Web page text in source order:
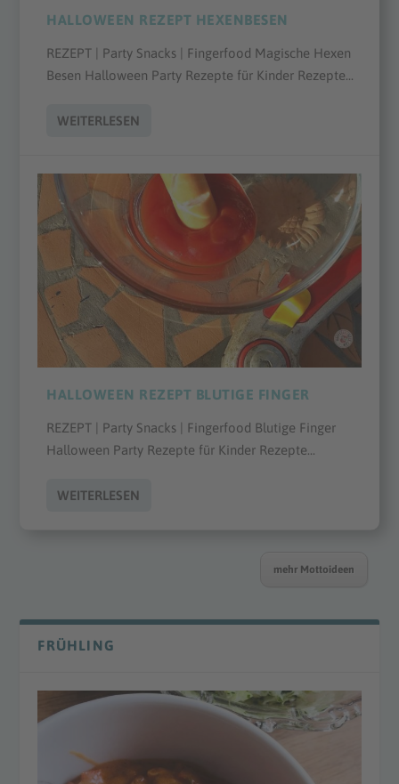
HALLOWEEN REZEPT HEXENBESEN
REZEPT | Party Snacks | Fingerfood Magische Hexen
Besen Halloween Party Rezepte für Kinder Rezepte...
WEITERLESEN
HALLOWEEN REZEPT BLUTIGE FINGER
REZEPT | Party Snacks | Fingerfood Blutige Finger
Halloween Party Rezepte für Kinder Rezepte...
WEITERLESEN
mehr Mottoideen
FRÜHLING